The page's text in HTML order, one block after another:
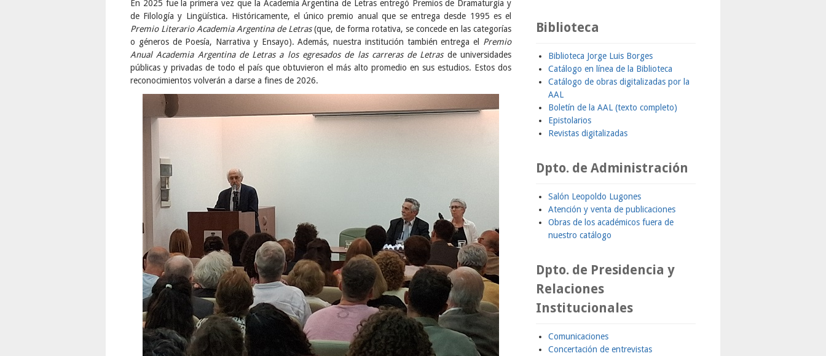
En 2025 fue la primera vez que la Academia Argentina de Letras entregó Premios de Dramaturgia y
de Filología y Lingüística. Históricamente, el único premio anual que se entrega desde 1995 es el
Premio Literario Academia Argentina de Letras(que, de forma rotativa, se concede en las categorías
o géneros de Poesía, Narrativa y Ensayo). Además, nuestra institución también entrega el Premio
Anual Academia Argentina de Letras a los egresados de las carreras de Letrasde universidades
públicas y privadas de todo el país que obtuvieron el más alto promedio en sus estudios. Estos dos
reconocimientos volverán a darse a fines de 2026.
Biblioteca
Biblioteca Jorge Luis Borges
Catálogo en línea de la Biblioteca
Catálogo de obras digitalizadas por la
AAL
Boletín de la AAL (texto completo)
Epistolarios
Revistas digitalizadas
Dpto. de Administración
Salón Leopoldo Lugones
Atención y venta de publicaciones
Obras de los académicos fuera de
nuestro catálogo
Dpto. de Presidencia y
Relaciones
Institucionales
Comunicaciones
Concertación de entrevistas